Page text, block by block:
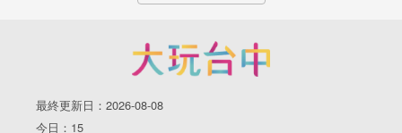
最終更新日：2026-08-08
今日：15